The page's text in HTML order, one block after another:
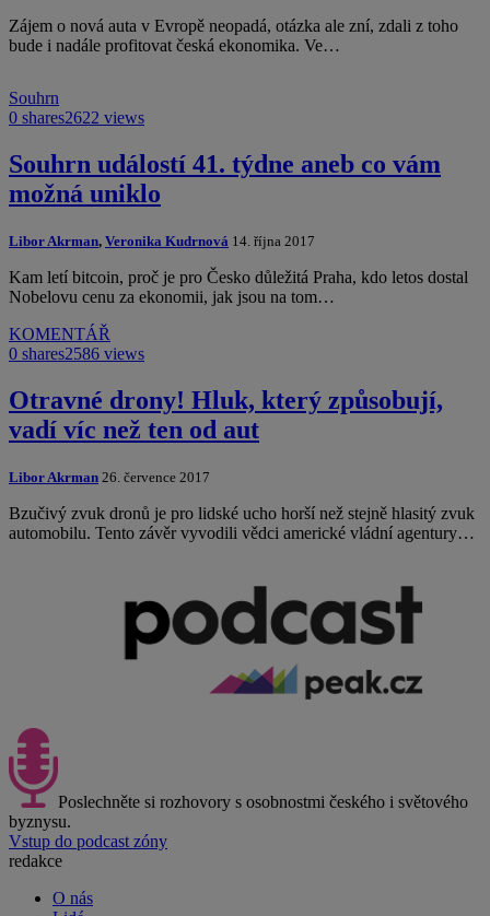
Zájem o nová auta v Evropě neopadá, otázka ale zní, zdali z toho
bude i nadále profitovat česká ekonomika. Ve…
Souhrn
0 shares2622 views
Souhrn událostí 41. týdne aneb co vám
možná uniklo
Libor Akrman, Veronika Kudrnová 14. října 2017
Kam letí bitcoin, proč je pro Česko důležitá Praha, kdo letos dostal
Nobelovu cenu za ekonomii, jak jsou na tom…
KOMENTÁŘ
0 shares2586 views
Otravné drony! Hluk, který způsobují,
vadí víc než ten od aut
Libor Akrman 26. července 2017
Bzučivý zvuk dronů je pro lidské ucho horší než stejně hlasitý zvuk
automobilu. Tento závěr vyvodili vědci americké vládní agentury…
Poslechněte si rozhovory s osobnostmi českého i světového
byznysu.
Vstup do podcast zóny
redakce
O nás